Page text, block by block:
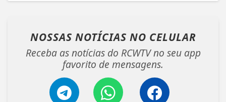
NOSSAS NOTÍCIAS NO CELULAR
Receba as notícias do RCWTV no seu app
favorito de mensagens.